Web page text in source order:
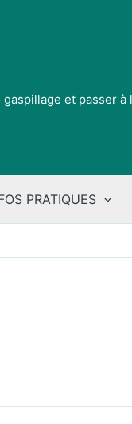
et passer à
PRATIQUES